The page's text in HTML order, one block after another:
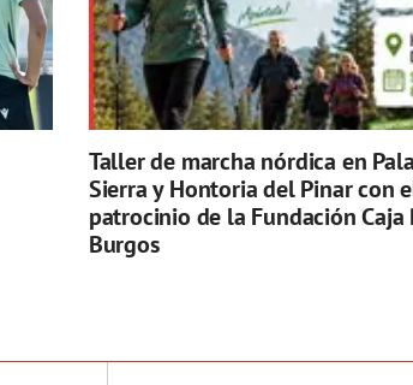
Taller de marcha nórdica en
Sierra y Hontoria del Pinar con
patrocinio de la Fundación Caja
Burgos